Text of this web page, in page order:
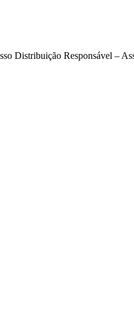
Distribuição Responsável –